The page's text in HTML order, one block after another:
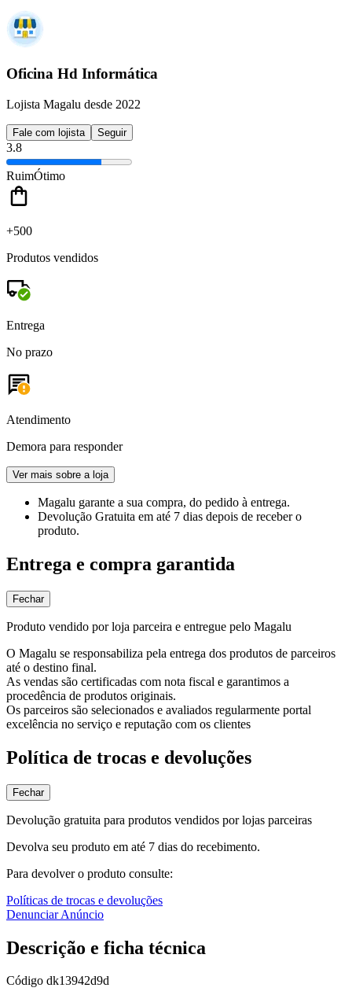
Oficina Hd Informática
Lojista Magalu desde 2022
Fale com lojista Seguir
3.8
RuimÓtimo
+500
Produtos vendidos
Entrega
No prazo
Atendimento
Demora para responder
Ver mais sobre a loja
Magalu garante a sua compra, do pedido à entrega.
Devolução Gratuita em até 7 dias depois de receber o
produto.
Entrega e compra garantida
Fechar
Produto vendido por loja parceira e entregue pelo Magalu
O Magalu se responsabiliza pela entrega dos produtos de parceiros
até o destino final.
As vendas são certificadas com nota fiscal e garantimos a
procedência de produtos originais.
Os parceiros são selecionados e avaliados regularmente portal
excelência no serviço e reputação com os clientes
Política de trocas e devoluções
Fechar
Devolução gratuita para produtos vendidos por lojas parceiras
Devolva seu produto em até 7 dias do recebimento.
Para devolver o produto consulte:
Políticas de trocas e devoluções
Denunciar Anúncio
Descrição e ficha técnica
Código dk13942d9d